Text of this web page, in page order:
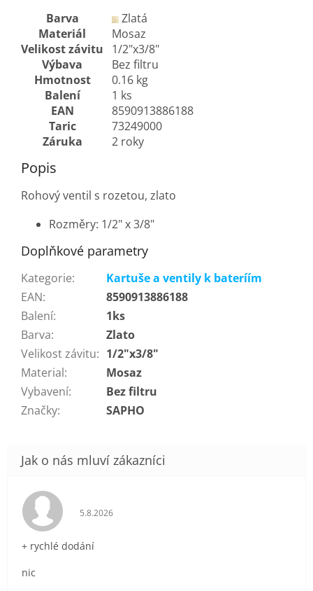
Barva
Zlatá
Materiál
Mosaz
Velikost závitu
1/2"x3/8"
Výbava
Bez filtru
Hmotnost
0.16 kg
Balení
1 ks
EAN
8590913886188
Taric
73249000
Záruka
2 roky
Popis
Rohový ventil s rozetou, zlato
Rozměry: 1/2" x 3/8"
Doplňkové parametry
Kategorie:
Kartuše a ventily k bateríím
EAN:
8590913886188
Balení:
1ks
Barva:
Zlato
Velikost závitu: 1/2"x3/8"
Material:
Mosaz
Vybavení:
Bez filtru
Značky: SAPHO
Hodnocení obchodu je 5 z 5 hvězdiček.
5.8.2026
+ rychlé dodání
nic